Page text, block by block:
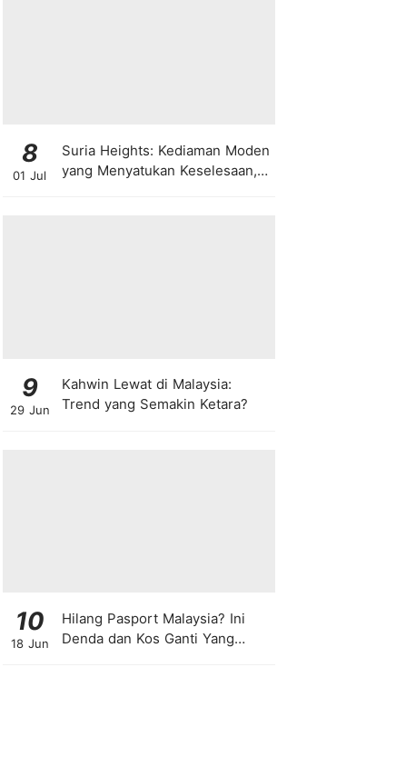
8
01 Jul
Suria Heights: Kediaman Moden
yang Menyatukan Keselesaan,
9
29 Jun
Kahwin Lewat di Malaysia:
Trend yang Semakin Ketara?
10
18 Jun
Hilang Pasport Malaysia? Ini
Denda dan Kos Ganti Yang